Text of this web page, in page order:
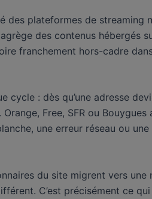
des plateformes de
des contenus hébergés
franchement hors-cadre
cycle : dès qu’une adresse
Orange, Free, SFR ou
une erreur réseau ou
du site migrent vers
C’est précisément ce